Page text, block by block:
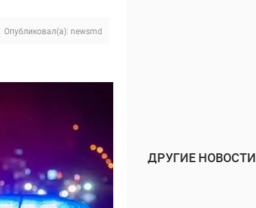
Опубликовал(а): newsmd
ДРУГИЕ НОВОСТИ